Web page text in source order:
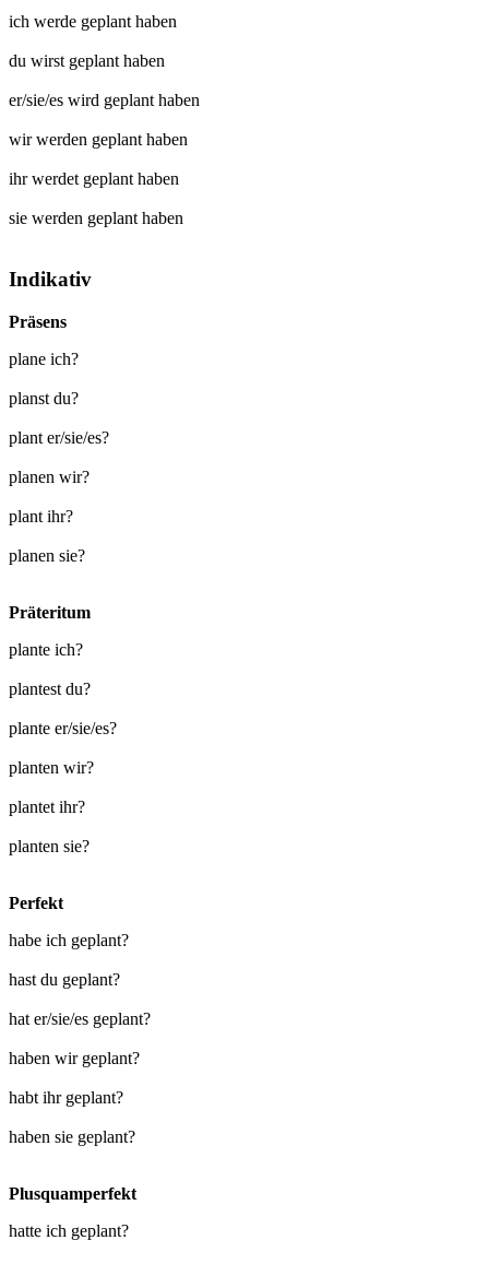
ich werde geplant haben
du wirst geplant haben
er/sie/es wird geplant haben
wir werden geplant haben
ihr werdet geplant haben
sie werden geplant haben
Indikativ
Präsens
plane ich?
planst du?
plant er/sie/es?
planen wir?
plant ihr?
planen sie?
Präteritum
plante ich?
plantest du?
plante er/sie/es?
planten wir?
plantet ihr?
planten sie?
Perfekt
habe ich geplant?
hast du geplant?
hat er/sie/es geplant?
haben wir geplant?
habt ihr geplant?
haben sie geplant?
Plusquamperfekt
hatte ich geplant?